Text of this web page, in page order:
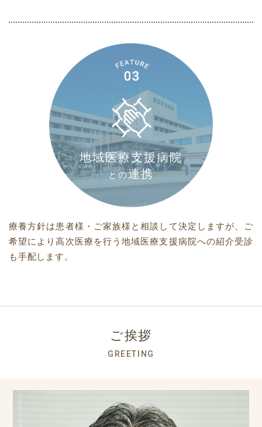
地域医療支援病院
との連携
療養方針は患者様・ご家族様と相談して決定しますが、ご
希望により高次医療を行う地域医療支援病院への紹介受診
も手配します。
ご挨拶
GREETING